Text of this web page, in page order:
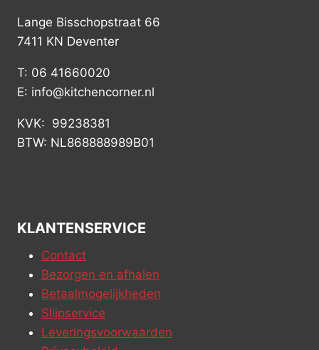
Lange Bisschopstraat 66
7411 KN Deventer
T: 06 41660020
E: info@kitchencorner.nl
KVK: 99238381
BTW: NL868888989B01
KLANTENSERVICE
Contact
Bezorgen en afhalen
Betaalmogelijkheden
Slijpservice
Leveringsvoorwaarden